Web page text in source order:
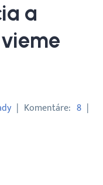
a
Komentáre 8